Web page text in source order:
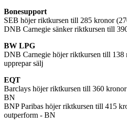
Bonesupport
SEB höjer riktkursen till 285 kronor
DNB Carnegie sänker riktkursen till
BW LPG
DNB Carnegie höjer riktkursen till 138
upprepar sälj
EQT
Barclays höjer riktkursen till 360
BN
BNP Paribas höjer riktkursen till 415
outperform - BN